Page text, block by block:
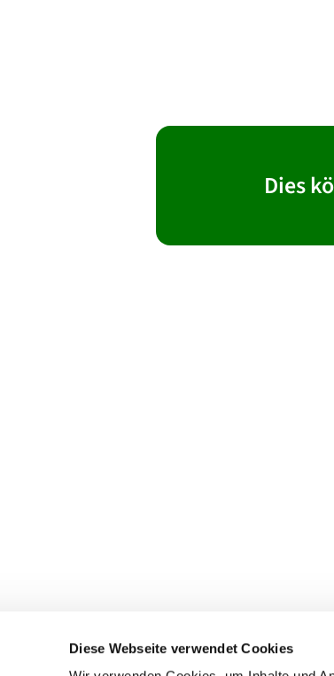
Diese Webseite verwendet Cookies
Dies
Ev.-Luth. Kirchgemeinde Ev.-Luth.